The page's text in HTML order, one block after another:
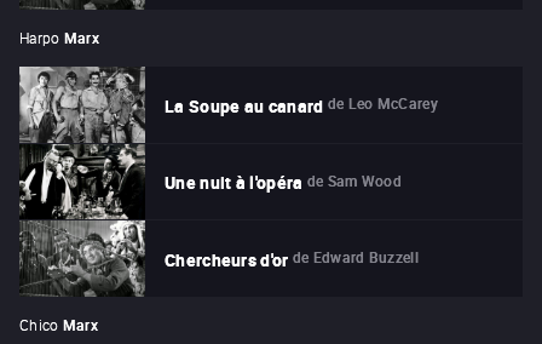
Harpo Marx
La Soupe au canard de Leo McCarey
Une nuit à l'opéra de Sam Wood
Chercheurs d'or de Edward Buzzell
Chico Marx